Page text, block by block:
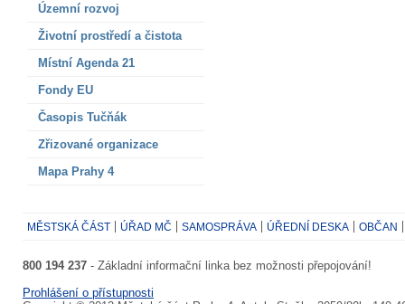
Územní rozvoj
Životní prostředí a čistota
Místní Agenda 21
Fondy EU
Časopis Tučňák
Zřizované organizace
Mapa Prahy 4
MĚSTSKÁ ČÁST ÚŘAD MČ SAMOSPRÁVA ÚŘEDNÍ DESKA OBČAN
800 194 237 - Základní informační linka bez možnosti přepojování!
Prohlášení o přístupnosti